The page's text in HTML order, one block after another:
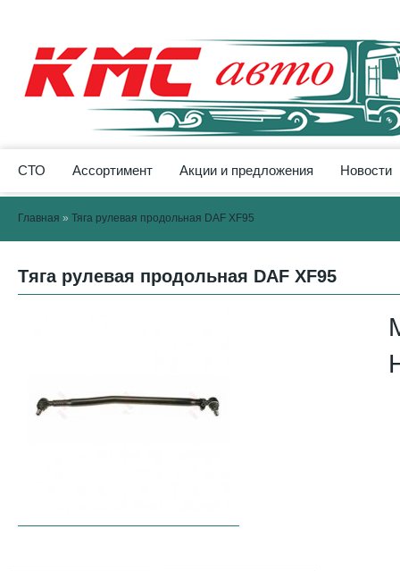
СТО Ассортимент Акции и предложения Новости
Главная » Тяга рулевая продольная DAF XF95
Тяга рулевая продольная DAF XF95